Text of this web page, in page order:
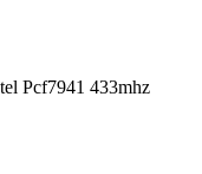
Pcf7941 433mhz